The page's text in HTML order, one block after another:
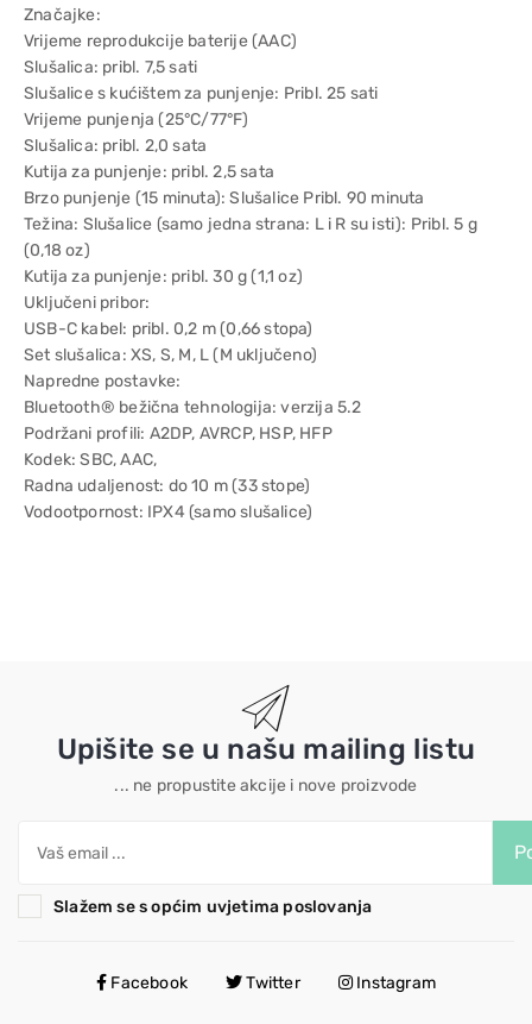
Značajke:
Vrijeme reprodukcije baterije (AAC)
Slušalica: pribl. 7,5 sati
Slušalice s kućištem za punjenje: Pribl. 25 sati
Vrijeme punjenja (25°C/77°F)
Slušalica: pribl. 2,0 sata
Kutija za punjenje: pribl. 2,5 sata
Brzo punjenje (15 minuta): Slušalice Pribl. 90 minuta
Težina: Slušalice (samo jedna strana: L i R su isti): Pribl. 5 g
(0,18 oz)
Kutija za punjenje: pribl. 30 g (1,1 oz)
Uključeni pribor:
USB-C kabel: pribl. 0,2 m (0,66 stopa)
Set slušalica: XS, S, M, L (M uključeno)
Napredne postavke:
Bluetooth® bežična tehnologija: verzija 5.2
Podržani profili: A2DP, AVRCP, HSP, HFP
Kodek: SBC, AAC,
Radna udaljenost: do 10 m (33 stope)
Vodootpornost: IPX4 (samo slušalice)
Upišite se u našu mailing listu
... ne propustite akcije i nove proizvode
Slažem se s općim uvjetima poslovanja
Facebook Twitter Instagram